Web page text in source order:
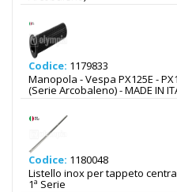
Codice: 1179833
Manopola - Vespa PX125E -
(Serie Arcobaleno) - MADE IN
Codice: 1180048
Listello inox per tappeto
1ª Serie